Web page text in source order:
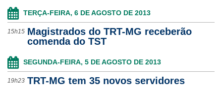
TERÇA-FEIRA, 6 DE AGOSTO DE 2013
15h15 Magistrados do TRT-MG receberão
comenda do TST
SEGUNDA-FEIRA, 5 DE AGOSTO DE 2013
19h23 TRT-MG tem 35 novos servidores